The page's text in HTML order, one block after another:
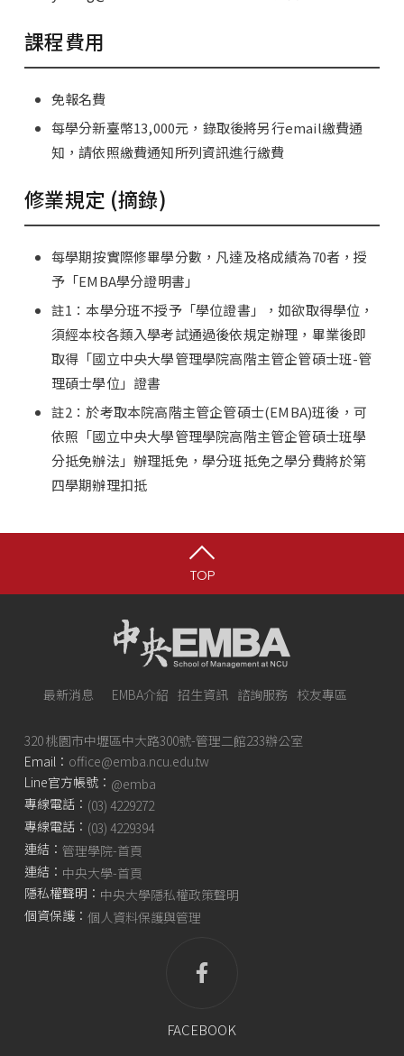
課程費用
免報名費
每學分新臺幣13,000元，錄取後將另行email繳費通
知，請依照繳費通知所列資訊進行繳費
修業規定 (摘錄)
每學期按實際修畢學分數，凡達及格成績為70者，授
予「EMBA學分證明書」
註1：本學分班不授予「學位證書」，如欲取得學位，
須經本校各類入學考試通過後依規定辦理，畢業後即
取得「國立中央大學管理學院高階主管企管碩士班-管
理碩士學位」證書
註2：於考取本院高階主管企管碩士(EMBA)班後，可
依照「國立中央大學管理學院高階主管企管碩士班學
分抵免辦法」辦理抵免，學分班抵免之學分費將於第
四學期辦理扣抵
TOP
最新消息 EMBA介紹 招生資訊 諮詢服務 校友專區
320 桃園市中壢區中大路300號-管理二館233辦公室
Email： office@emba.ncu.edu.tw
Line官方帳號： @emba
專線電話： (03) 4229272
專線電話： (03) 4229394
連結： 管理學院-首頁
連結： 中央大學-首頁
隱私權聲明： 中央大學隱私權政策聲明
個資保護： 個人資料保護與管理
FACEBOOK